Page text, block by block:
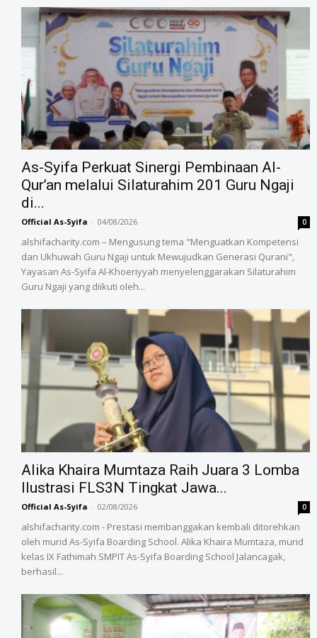
As-Syifa Perkuat Sinergi Pembinaan Al-
Qur’an melalui Silaturahim 201 Guru Ngaji
di...
Official As-Syifa - 04/08/2026 0
alshifacharity.com – Mengusung tema "Menguatkan Kompetensi
dan Ukhuwah Guru Ngaji untuk Mewujudkan Generasi Qurani",
Yayasan As-Syifa Al-Khoeriyyah menyelenggarakan Silaturahim
Guru Ngaji yang diikuti oleh...
Alika Khaira Mumtaza Raih Juara 3 Lomba
Ilustrasi FLS3N Tingkat Jawa...
Official As-Syifa - 02/08/2026 0
alshifacharity.com - Prestasi membanggakan kembali ditorehkan
oleh murid As-Syifa Boarding School. Alika Khaira Mumtaza, murid
kelas IX Fathimah SMPIT As-Syifa Boarding School Jalancagak,
berhasil...